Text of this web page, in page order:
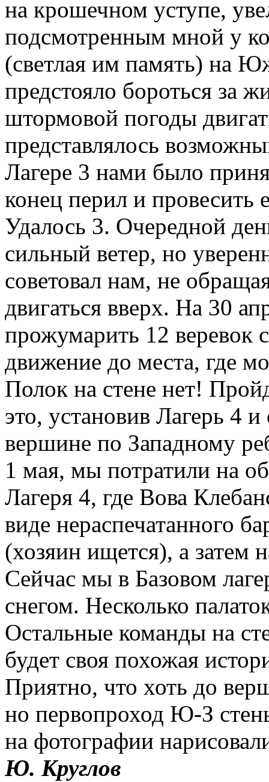
на крошечном уступе,
подсмотренным мной у
(светлая им память) на
предстояло бороться за
штормовой погоды
представлялось
Лагере 3 нами было
конец перил и провесить
Удалось 3. Очередной
сильный ветер, но
советовал нам, не
двигаться вверх. На 30
прожумарить 12 веревок
движение до места, где
Полок на стене нет!
это, установив Лагерь 4
вершине по Западному
1 мая, мы потратили на
Лагеря 4, где Вова
виде нераспечатанного
(хозяин ищется), а затем
Сейчас мы в Базовом
снегом. Несколько
Остальные команды на
будет своя похожая
Приятно, что хоть до
но первопроход Ю-З
на фотографии
Ю. Круглов